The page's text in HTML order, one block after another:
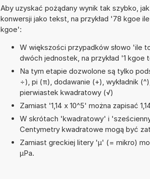
Aby uzyskać pożądany wynik tak szybko,
konwersji jako tekst, na przykład '78 kgoe
kgoe':
W większości przypadków słowo 'ile
dwóch jednostek, na przykład '1
Na tym etapie dozwolone są tylko
÷), pi (π), dodawanie (+), wykładnik
pierwiastek kwadratowy (√)
Zamiast '1,14 x 10^5' można zapisać
W skrótach 'kwadratowy' i
Centymetry kwadratowe mogą być
Zamiast greckiej litery 'µ' (= mikro)
µPa.